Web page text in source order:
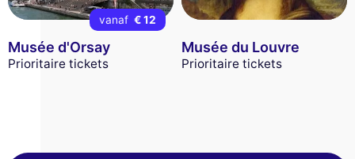
vanaf € 12
Musée d'Orsay
Prioritaire tickets
Musée du Louvre
Prioritaire tickets